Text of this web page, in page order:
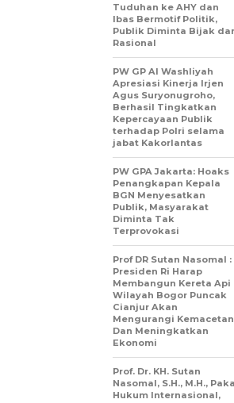
Tuduhan ke AHY dan
Ibas Bermotif Politik,
Publik Diminta Bijak
Rasional
PW GP Al Washliyah
Apresiasi Kinerja Irjen
Agus Suryonugroho,
Berhasil Tingkatkan
Kepercayaan Publik
terhadap Polri selama
jabat Kakorlantas
PW GPA Jakarta: Hoaks
Penangkapan Kepala
BGN Menyesatkan
Publik, Masyarakat
Diminta Tak
Terprovokasi
Prof DR Sutan Nasomal :
Presiden Ri Harap
Membangun Kereta Api
Wilayah Bogor Puncak
Cianjur Akan
Mengurangi Kemacetan
Dan Meningkatkan
Ekonomi
Prof. Dr. KH. Sutan
Nasomal, S.H., M.H.,
Hukum Internasional,